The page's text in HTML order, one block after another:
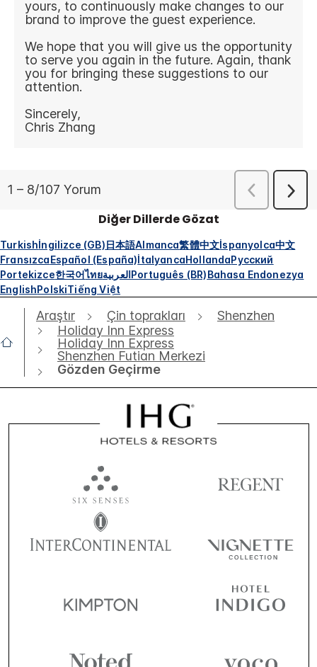
Diğer Dillerde Gözat
Turkishİngilizce (GB)日本語Almanca繁體中文İspanyolca中文
FransızcaEspañol (España)İtalyancaHollandaРусский
Portekizce한국어ไทยالعربيةPortuguês (BR)Bahasa Endonezya
EnglishPolskiTiếng Việt
Araştır Çin toprakları
Shenzhen
Holiday Inn Express
Holiday Inn Express
Shenzhen Futian Merkezi
Gözden Geçirme